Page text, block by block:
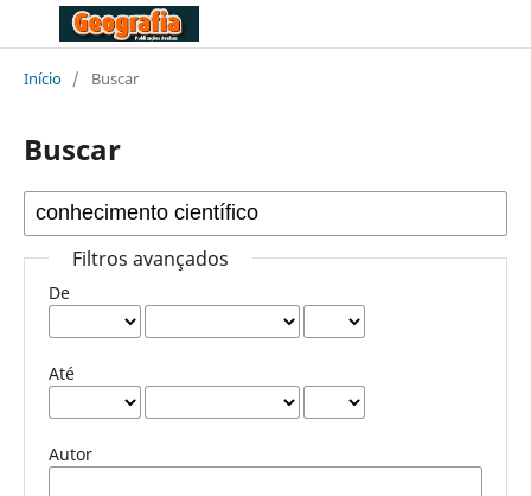
Início / Buscar
Buscar
Filtros avançados
De
Até
Autor